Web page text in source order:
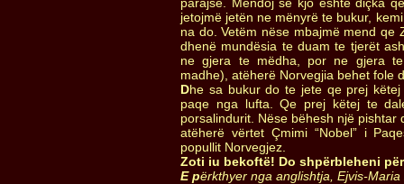
jetojmë jetën ne mënyrë te bukur,
na do. Vetëm nëse mbajmë mend qe
dhenë mundësia te duam te tjerët
ne gjera te mëdha, por ne gjera
madhe), atëherë Norvegjia behet fole
Dhe sa bukur do te jete qe prej
paqe nga lufta. Qe prej këtej te
porsalindurit. Nëse bëhesh një pishtar
atëherë vërtet Çmimi “Nobel” i
popullit Norvegjez.
Zoti iu bekoftë! Do shpërbleheni
E përkthyer nga anglishtja, Ejvis-Maria